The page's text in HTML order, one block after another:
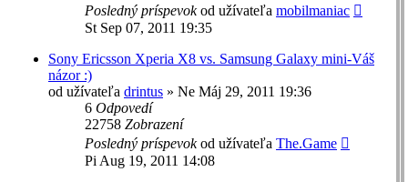
Posledný príspevokod užívateľa mobilmaniac
St Sep 07, 2011 19:35
Sony Ericsson Xperia X8 vs. Samsung Galaxy mini-Váš
názor :)
od užívateľa drintus » Ne Máj 29, 2011 19:36
6 Odpovedí
22758 Zobrazení
Posledný príspevokod užívateľa The.Game
Pi Aug 19, 2011 14:08